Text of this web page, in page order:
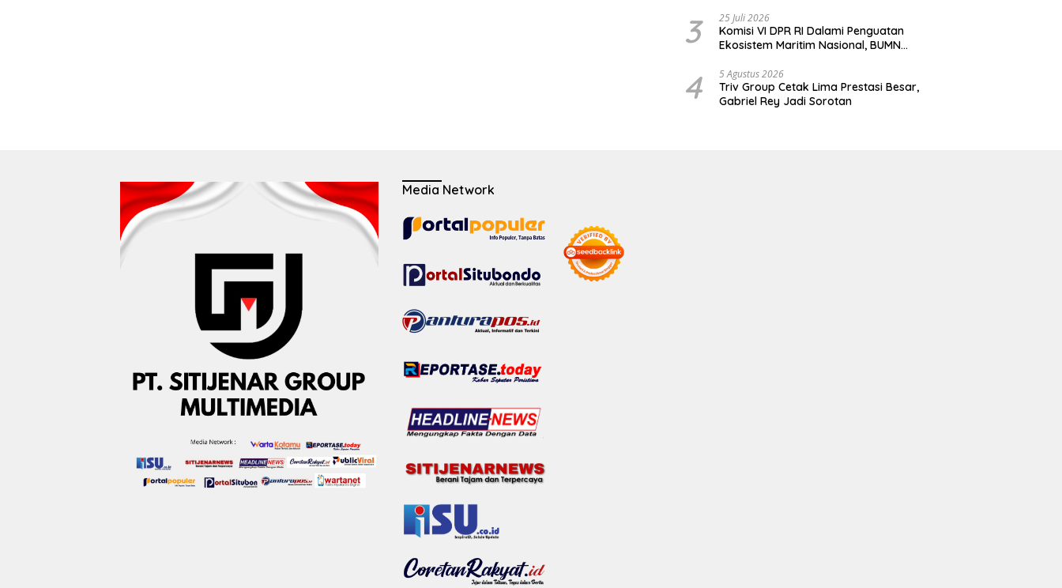
Opini
3 25 Juli 2026
Komisi VI DPR RI Dalami Penguatan
Ekosistem Maritim Nasional, BUMN
Surabaya
4 5 Agustus 2026
Triv Group Cetak Lima Prestasi Besar,
Gabriel Rey Jadi Sorotan
Media Network